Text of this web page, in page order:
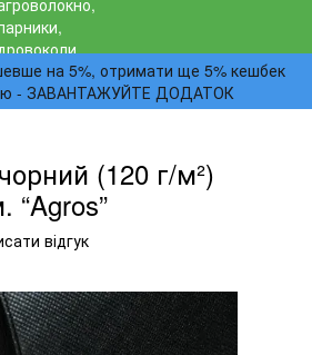
на 5%, отримати ще 5% кешбек
- ЗАВАНТАЖУЙТЕ ДОДАТОК
(120 г/м²)
відгук